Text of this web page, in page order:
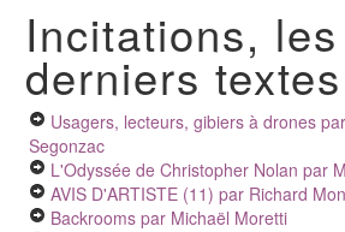
Incitations, les
derniers textes
Usagers, lecteurs, gibiers à drones
Segonzac
L'Odyssée de Christopher Nolan par
AVIS D'ARTISTE (11) par Richard
Backrooms par Michaël Moretti